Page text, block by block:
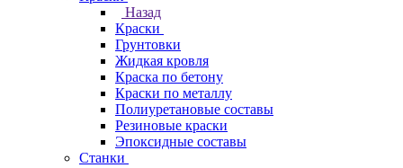
Назад
Краски
Грунтовки
Жидкая кровля
Краска по бетону
Краски по металлу
Полиуретановые составы
Резиновые краски
Эпоксидные составы
Станки